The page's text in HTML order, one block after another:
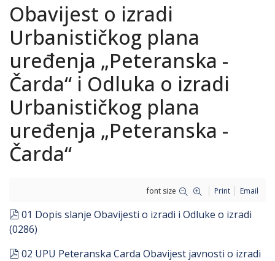
Obavijest o izradi
Urbanističkog plana
uređenja „Peteranska -
Čarda“ i Odluka o izradi
Urbanističkog plana
uređenja „Peteranska -
Čarda“
font size Print Email
pdf
01 Dopis slanje Obavijesti o izradi i Odluke o izradi
(0286)
pdf
02 UPU Peteranska Carda Obavijest javnosti o izradi